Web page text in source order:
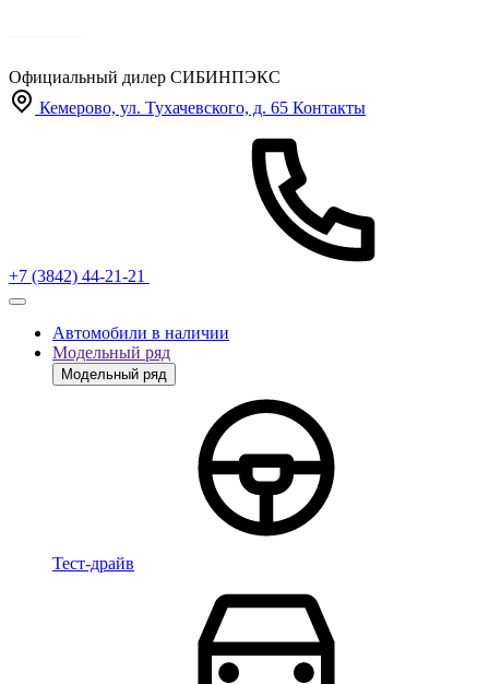
Официальный дилер СИБИНПЭКС
Кемерово, ул. Тухачевского, д. 65 Контакты
+7 (3842) 44-21-21
Автомобили в наличии
Модельный ряд
Модельный ряд
Тест-драйв